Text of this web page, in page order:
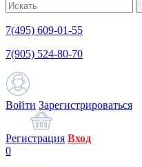
7(495) 609-01-55
7(905) 524-80-70
Войти Зарегистрироваться
Регистрация Вход
0